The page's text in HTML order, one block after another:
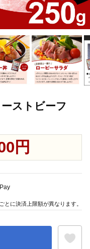
ストビーフ
円
とに決済上限額が異なります。